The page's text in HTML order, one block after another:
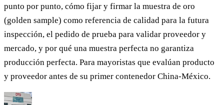
punto por punto, cómo fijar y firmar la muestra de oro
(golden sample) como referencia de calidad para la futura
inspección, el pedido de prueba para validar proveedor y
mercado, y por qué una muestra perfecta no garantiza
producción perfecta. Para mayoristas que evalúan producto
y proveedor antes de su primer contenedor China-México.